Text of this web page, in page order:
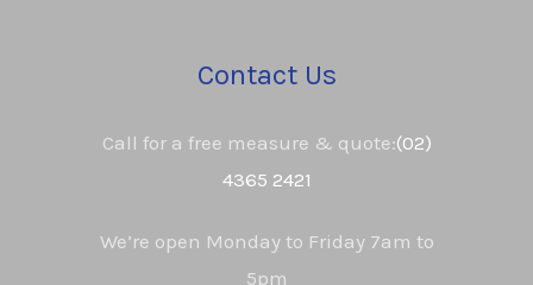
Contact Us
Call for a free measure & quote:(02)
4365 2421
We’re open Monday to Friday 7am to
5pm